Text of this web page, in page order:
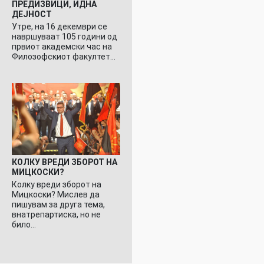
ПРЕДИЗВИЦИ, ИДНА
ДЕЈНОСТ
Утре, на 16 декември се
навршуваат 105 години од
првиот академски час на
Филозофскиот факултет…
КОЛКУ ВРЕДИ ЗБОРОТ НА
МИЦКОСКИ?
Колку вреди зборот на
Мицкоски? Мислев да
пишувам за друга тема,
внатрепартиска, но не
било…